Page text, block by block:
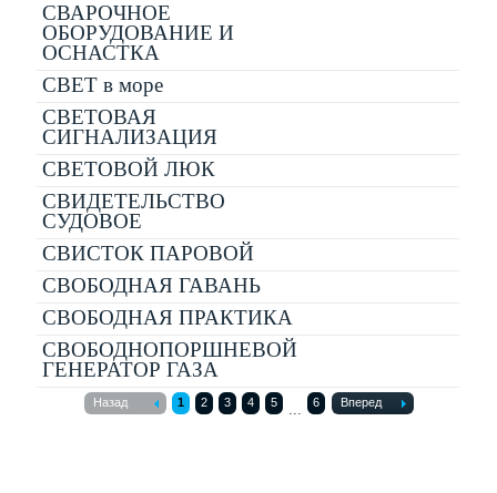
СВАРОЧНОЕ
ОБОРУДОВАНИЕ И
ОСНАСТКА
СВЕТ в море
СВЕТОВАЯ
СИГНАЛИЗАЦИЯ
СВЕТОВОЙ ЛЮК
СВИДЕТЕЛЬСТВО
СУДОВОЕ
СВИСТОК ПАРОВОЙ
СВОБОДНАЯ ГАВАНЬ
СВОБОДНАЯ ПРАКТИКА
СВОБОДНОПОРШНЕВОЙ
ГЕНЕРАТОР ГАЗА
Назад 1 2 3 4 5 ... 6 Вперед